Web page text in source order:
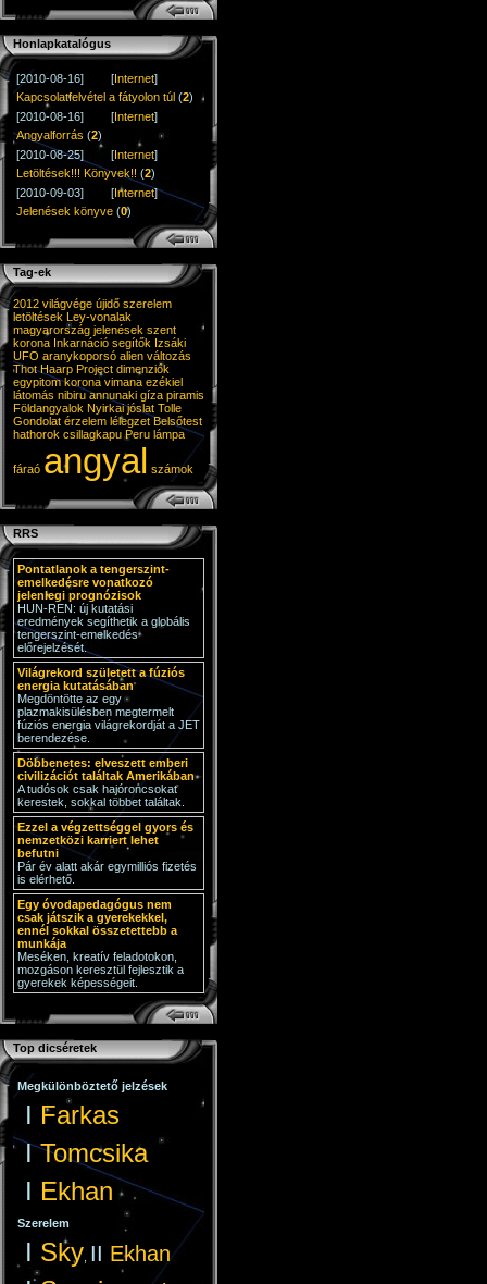
Honlapkatalógus
[2010-08-16] [Internet]
Kapcsolatfelvétel a fátyolon túl (2)
[2010-08-16]
[Internet]
Angyalforrás (2)
[2010-08-25]
[Internet]
Letöltések!!! Könyvek!! (2)
[2010-09-03]
[Internet]
Jelenések könyve (0)
Tag-ek
2012 világvége újidő szerelem
letöltések Ley-vonalak
magyarország jelenések szent
korona Inkarnáció segítők Izsáki
UFO aranykoporsó alien változás
Thot Haarp Project dimenziók
egypitom korona vimana ezékiel
látomás nibiru annunaki gíza piramis
Földangyalok Nyirkai jóslat Tolle
Gondolat érzelem lélegzet Belsőtest
hathorok csillagkapu Peru lámpa
fáraó angyal számok
RRS
Pontatlanok a tengerszint-
emelkedésre vonatkozó
jelenlegi prognózisok
HUN-REN: új kutatási
eredmények segíthetik a globális
tengerszint-emelkedés
előrejelzését.
Világrekord született a fúziós
energia kutatásában
Megdöntötte az egy
plazmakisülésben megtermelt
fúziós energia világrekordját a JET
berendezése.
Döbbenetes: elveszett emberi
civilizációt találtak Amerikában
A tudósok csak hajóroncsokat
kerestek, sokkal többet találtak.
Ezzel a végzettséggel gyors és
nemzetközi karriert lehet
befutni
Pár év alatt akár egymilliós fizetés
is elérhető.
Egy óvodapedagógus nem
csak játszik a gyerekekkel,
ennél sokkal összetettebb a
munkája
Meséken, kreatív feladotokon,
mozgáson keresztül fejlesztik a
gyerekek képességeit.
Top dicséretek
Megkülönböztető jelzések
I Farkas
ITomcsika
I Ekhan
Szerelem
I Sky II Ekhan